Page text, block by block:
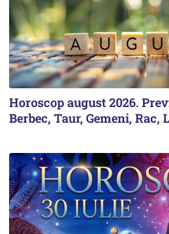
Horoscop august 2026.
Berbec, Taur, Gemeni, Rac,